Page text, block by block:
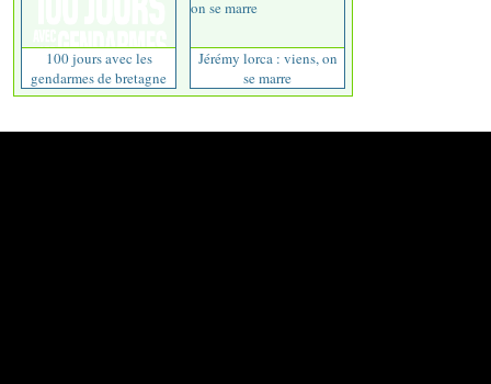
100 jours avec les
gendarmes de bretagne
Jérémy lorca : viens, on
se marre